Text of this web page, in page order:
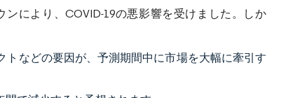
により、COVID-19の悪影響を受けました。しか
などの要因が、予測期間中に市場を大幅に牽引す